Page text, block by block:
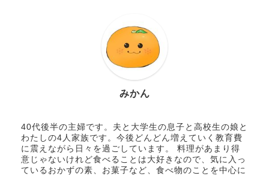
みかん
40代後半の主婦です。夫と大学生の息子と高校生の娘と
わたしの4人家族です。今後どんどん増えていく教育費
に震えながら日々を過ごしています。 料理があまり得
意じゃないけれど食べることは大好きなので、気に入っ
ているおかずの素、お菓子など、食べ物のことを中心に